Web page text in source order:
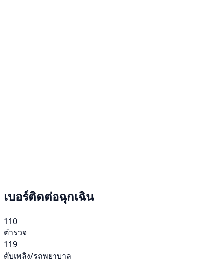
เบอร์ติดต่อฉุกเฉิน
110
ตำรวจ
119
ดับเพลิง/รถพยาบาล